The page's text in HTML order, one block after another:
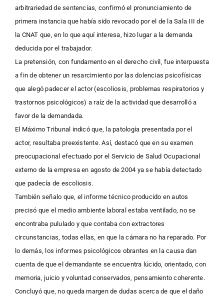
arbitrariedad de sentencias, confirmó el pronunciamiento de
primera instancia que había sido revocado por el de la Sala III de
la CNAT que, en lo que aquí interesa, hizo lugar a la demanda
deducida por el trabajador.
La pretensión, con fundamento en el derecho civil, fue interpuesta
a fin de obtener un resarcimiento por las dolencias psicofísicas
que alegó padecer el actor (escoliosis, problemas respiratorios y
trastornos psicológicos) a raíz de la actividad que desarrolló a
favor de la demandada.
El Máximo Tribunal indicó que, la patología presentada por el
actor, resultaba preexistente. Así, destacó que en su examen
preocupacional efectuado por el Servicio de Salud Ocupacional
externo de la empresa en agosto de 2004 ya se había detectado
que padecía de escoliosis.
También señalo que, el informe técnico producido en autos
precisó que el medio ambiente laboral estaba ventilado, no se
encontraba pululado y que contaba con extractores
circunstancias, todas ellas, en que la cámara no ha reparado. Por
lo demás, los informes psicológicos obrantes en la causa dan
cuenta de que el demandante se encuentra lúcido, orientado, con
memoria, juicio y voluntad conservados, pensamiento coherente.
Concluyó que, no queda margen de dudas acerca de que el daño